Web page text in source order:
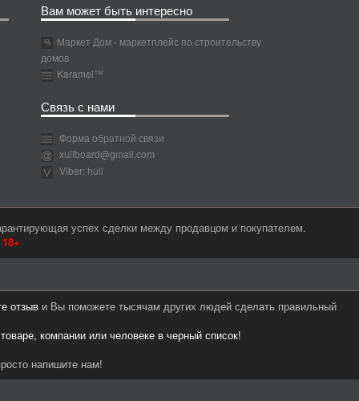
Вам может быть интересно
Маркет Дом - маркетплейс по строительству
домов
Karamel™
Связь с нами
Форма обратной связи
xullboard@gmail.com
Viber: hull
успех сделки между продавцом и покупателем.
18+
отзыви Вы поможете тысячам других людей сделать правильный
компании или человеке в черный список!
напишите нам!